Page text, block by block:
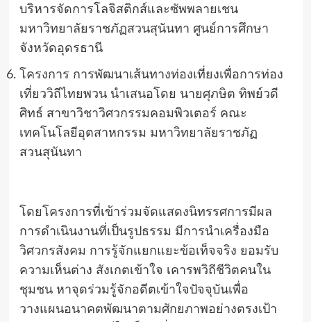
บริหารจัดการโลจิสติกส์และซัพพลายเชน
มหาวิทยาลัยราชภัฏสวนสุนันทา ศูนย์การศึกษา
จังหวัดอุดรธานี
โครงการ การพัฒนาเส้นทางท่องเที่ยงเพื่อการท่อง
เที่ยววิถีไทยพวน นำเสนอโดย นายศุภษิต ทิพย์วดี
ศิทธ์ สาขาวิชาวิศวกรรมคอมพิวเตอร์ คณะ
เทคโนโลยีอุตสาหกรรม มหาวิทยาลัยราชภัฏ
สวนสุนันทา
โดยโครงการที่เข้าร่วมจัดแสดงนิทรรศการมีผล
การดำเนินงานที่เป็นรูปธรรม มีการนำเครื่องมือ
วิศวกรสังคม การรู้จักแยกแยะข้อเท็จจริง ยอมรับ
ความเห็นต่าง สังเกตเข้าใจ เคารพวิถีชีวิตคนใน
ชุมชน หาจุดร่วมรู้จักอดีตเข้าใจปัจจุบันเพื่อ
วางแผนอนาคตพัฒนาตามศักยภาพอย่างตรงเป้า